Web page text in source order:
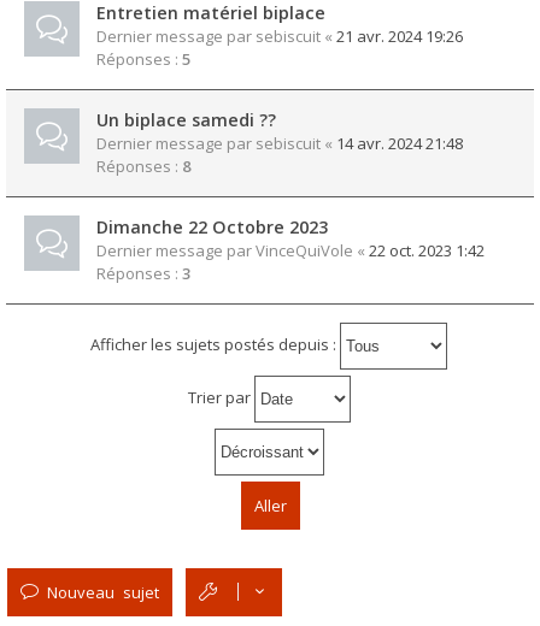
Entretien matériel biplace
Dernier message par sebiscuit « 21 avr. 2024 19:26
Réponses : 5
Un biplace samedi ??
Dernier message par sebiscuit « 14 avr. 2024 21:48
Réponses : 8
Dimanche 22 Octobre 2023
Dernier message parVinceQuiVole « 22 oct. 2023 1:42
Réponses : 3
Afficher les sujets postés depuis :
Trier par
Nouveau sujet